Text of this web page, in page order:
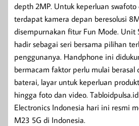
depth 2MP. Untuk keperluan
terdapat kamera depan beresolusi
disempurnakan fitur Fun Mode. Unit
hadir sebagai seri bersama pilihan
penggunanya. Handphone ini
bermacam faktor perlu mulai berasal
baterai, layar untuk keperluan
hingga foto dan video.
Electronics Indonesia hari ini resmi
M23 5G di Indonesia.